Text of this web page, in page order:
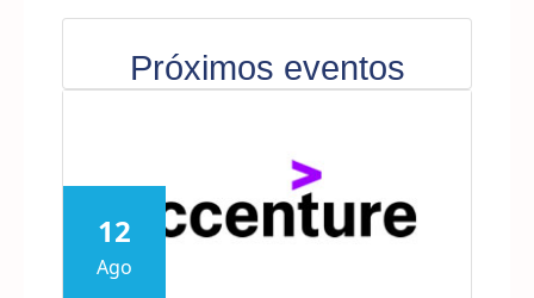
Próximos eventos
12
Ago